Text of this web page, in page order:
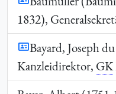
1832),
Bayard, Joseph
Kanzleidirektor, GK